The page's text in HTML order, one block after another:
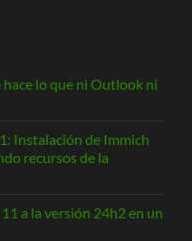
hace lo que ni Outlook ni
Instalación de Immich
recursos de la
a la versión 24h2 en un